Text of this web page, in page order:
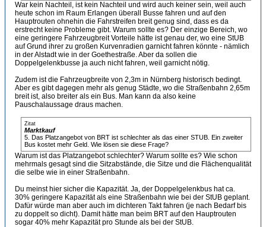
War kein Nachteil, ist kein Nachteil und wird auch keiner sein, weil auch
heute schon im Raum Erlangen überall Busse fahren und auf den
Hauptrouten ohnehin die Fahrstreifen breit genug sind, dass es da
erstrecht keine Probleme gibt. Warum sollte es? Der einzige Bereich, wo
eine geringere Fahrzeugbreit Vorteile hätte ist genau der, wo eine StUB
auf Grund ihrer zu großen Kurvenradien garnicht fahren könnte - nämlich
in der Alstadt wie in der Goethestraße. Aber da sollen die
Doppelgelenkbusse ja auch nicht fahren, weil garnicht nötig.
Zudem ist die Fahrzeugbreite von 2,3m in Nürnberg historisch bedingt.
Aber es gibt dagegen mehr als genug Städte, wo die Straßenbahn 2,65m
breit ist, also breiter als ein Bus. Man kann da also keine
Pauschalaussage draus machen.
Zitat
Marktkauf
5. Das Platzangebot von BRT ist schlechter als das einer STUB. Ein zweiter
Bus kostet mehr Geld. Wie lösen sie diese Frage?
Warum ist das Platzangebot schlechter? Warum sollte es? Wie schon
mehrmals gesagt sind die Sitzabstände, die Sitze und die Flächenqualität
die selbe wie in einer Straßenbahn.
Du meinst hier sicher die Kapazität. Ja, der Doppelgelenkbus hat ca.
30% geringere Kapazität als eine Straßenbahn wie bei der StUB geplant.
Dafür würde man aber auch im dichteren Takt fahren (je nach Bedarf bis
zu doppelt so dicht). Damit hätte man beim BRT auf den Hauptrouten
sogar 40% mehr Kapazität pro Stunde als bei der StUB.